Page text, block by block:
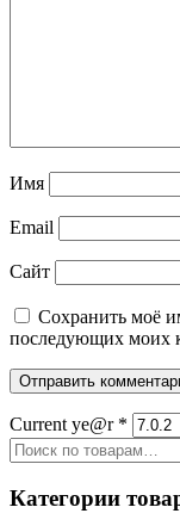
Имя
Email
Сайт
Сохранить моё
последующих моих
Current ye@r *
Искать:
Категории